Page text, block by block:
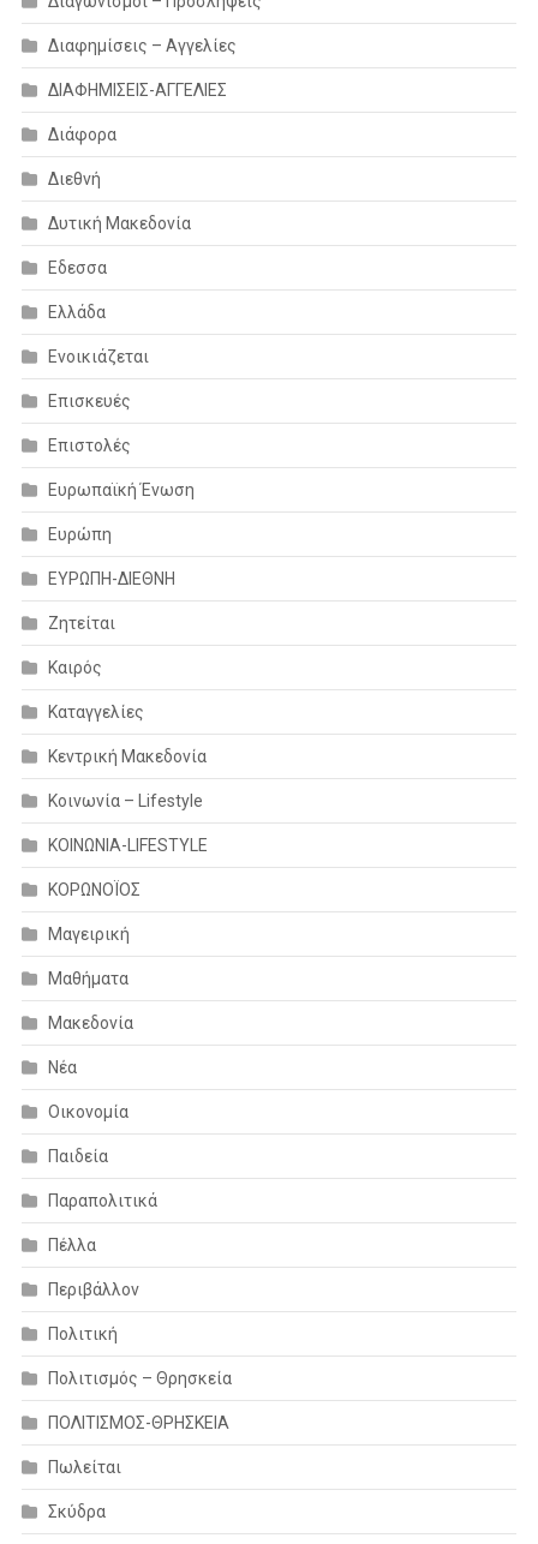
Διαφημίσεις – Αγγελίες
ΔΙΑΦΗΜΙΣΕΙΣ-ΑΓΓΕΛΙΕΣ
Διάφορα
Διεθνή
Δυτική Μακεδονία
Εδεσσα
Ελλάδα
Ενοικιάζεται
Επισκευές
Επιστολές
Ευρωπαϊκή Ένωση
Ευρώπη
ΕΥΡΩΠΗ-ΔΙΕΘΝΗ
Ζητείται
Καιρός
Καταγγελίες
Κεντρική Μακεδονία
Κοινωνία – Lifestyle
ΚΟΙΝΩΝΙΑ-LIFESTYLE
ΚΟΡΩΝΟΪΟΣ
Μαγειρική
Μαθήματα
Μακεδονία
Νέα
Οικονομία
Παιδεία
Παραπολιτικά
Πέλλα
Περιβάλλον
Πολιτική
Πολιτισμός – Θρησκεία
ΠΟΛΙΤΙΣΜΟΣ-ΘΡΗΣΚΕΙΑ
Πωλείται
Σκύδρα